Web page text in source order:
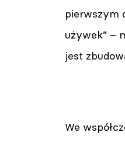
pierwszym
używek” –
jest
We